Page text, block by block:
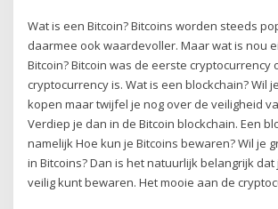
Wat is een Bitcoin? Bitcoins worden steeds
daarmee ook waardevoller. Maar wat is nou
Bitcoin? Bitcoin was de eerste cryptocurrency
cryptocurrency is. Wat is een blockchain? Wil
kopen maar twijfel je nog over de veiligheid
Verdiep je dan in de Bitcoin blockchain. Een
namelijk Hoe kun je Bitcoins bewaren? Wil je
in Bitcoins? Dan is het natuurlijk belangrijk
veilig kunt bewaren. Het mooie aan de